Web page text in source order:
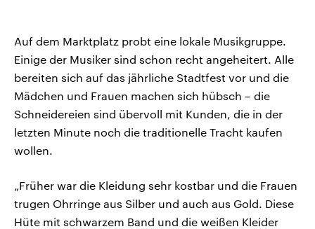
Auf dem Marktplatz probt eine lokale Musikgruppe.
Einige der Musiker sind schon recht angeheitert. Alle
bereiten sich auf das jährliche Stadtfest vor und die
Mädchen und Frauen machen sich hübsch – die
Schneidereien sind übervoll mit Kunden, die in der
letzten Minute noch die traditionelle Tracht kaufen
wollen.
„Früher war die Kleidung sehr kostbar und die Frauen
trugen Ohrringe aus Silber und auch aus Gold. Diese
Hüte mit schwarzem Band und die weißen Kleider